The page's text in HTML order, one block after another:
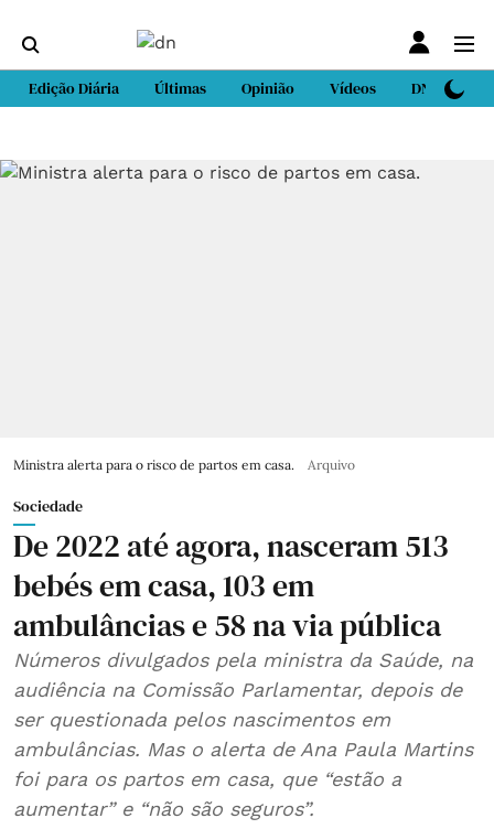
Edição Diária Últimas Opinião Vídeos DN Sport
Ministra alerta para o risco de partos em casa. Arquivo
Sociedade
De 2022 até agora, nasceram 513
bebés em casa, 103 em
ambulâncias e 58 na via pública
Números divulgados pela ministra da Saúde, na
audiência na Comissão Parlamentar, depois de
ser questionada pelos nascimentos em
ambulâncias. Mas o alerta de Ana Paula Martins
foi para os partos em casa, que “estão a
aumentar” e “não são seguros”.